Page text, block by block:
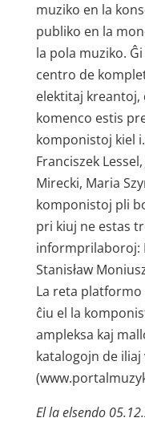
muziko en la
publiko en la
la pola muziko.
centro de
elektitaj kreantoj,
komenco estis
komponistoj kiel
Franciszek
Mirecki, Maria
komponistoj pli
pri kiuj ne estas
informprilaboroj:
Stanisław
La reta
ĉiu el la
ampleksa kaj
katalogojn de
El la elsendo